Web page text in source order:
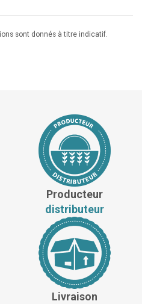
sont donnés à titre indicatif.
Producteur
distributeur
Livraison